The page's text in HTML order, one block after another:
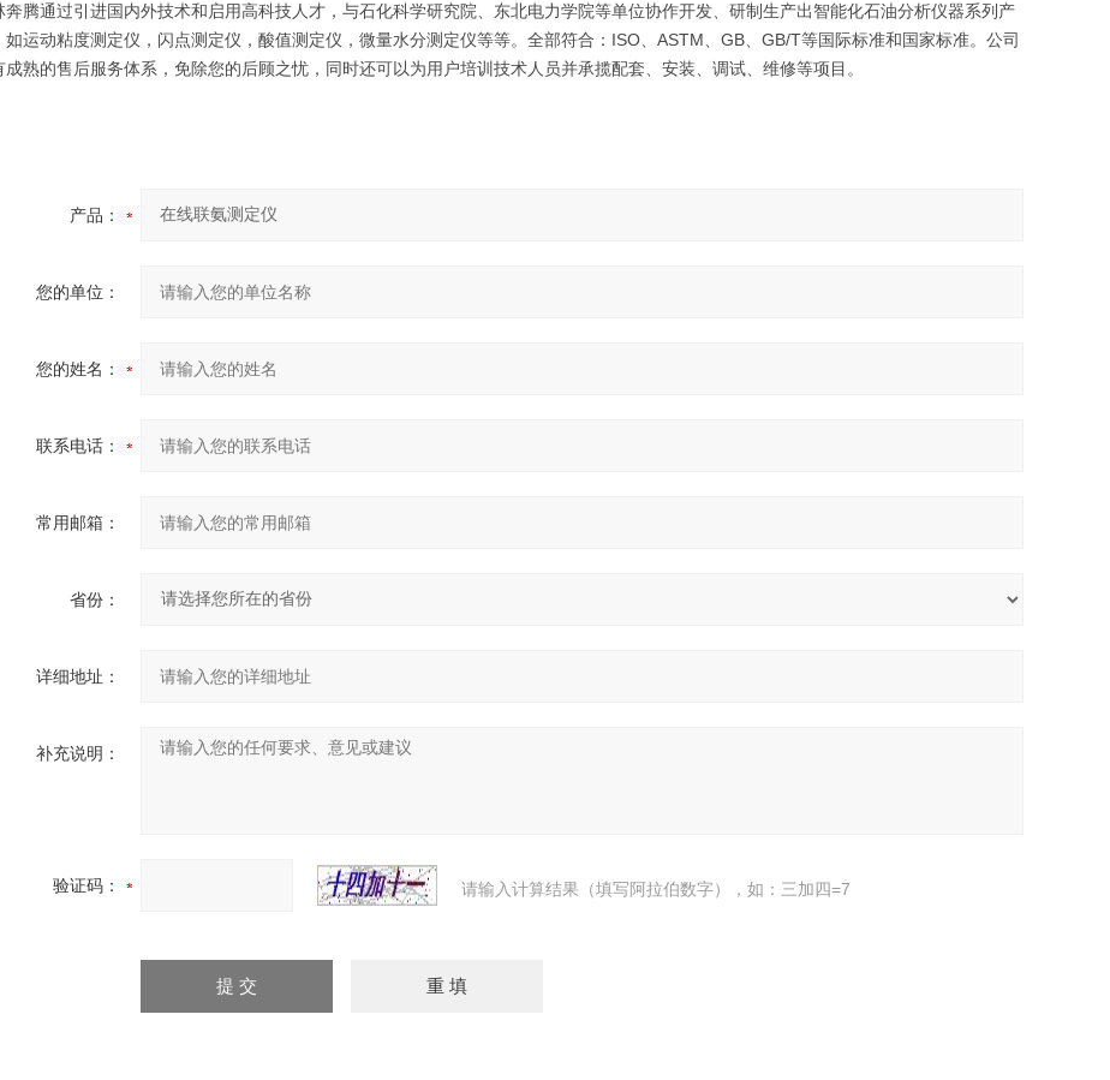
奔腾通过引进国内外技术和启用高科技人才，与石化科学研究院、东北电力学院等单位协作开发、研制生产出智能化石油分析仪器系列产
如运动粘度测定仪，闪点测定仪，酸值测定仪，微量水分测定仪等等。全部符合：ISO、ASTM、GB、GB/T等国际标准和国家标准。公司
成熟的售后服务体系，免除您的后顾之忧，同时还可以为用户培训技术人员并承揽配套、安装、调试、维修等项目。
产品：
您的单位：
您的姓名：
联系电话：
常用邮箱：
省份：
详细地址：
补充说明：
验证码： 请输入计算结果（填写阿拉伯数字），如：三加四=7